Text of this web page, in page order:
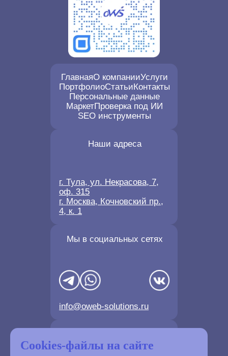
Cookies-файлы на сайте
ГлавнаяО компанииУслуги
ПортфолиоСтатьиКонтакты
Персональные данные
МаркетПроверка под ИИ
SEO инструменты
Мы в социальных сетях
info@oweb-solutions.ru
Наши адреса
г. Тула, ул. Некрасова, 7,
оф. 315
г. Москва, Кочновский пр.,
4, к. 1